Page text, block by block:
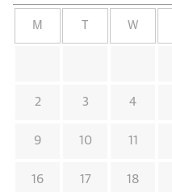
M W
2 3 4
9 10 11
16 17 18